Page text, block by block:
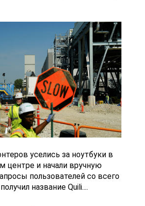
уселись за ноутбуки в
центре и начали вручную
пользователей со всего
название Quili....